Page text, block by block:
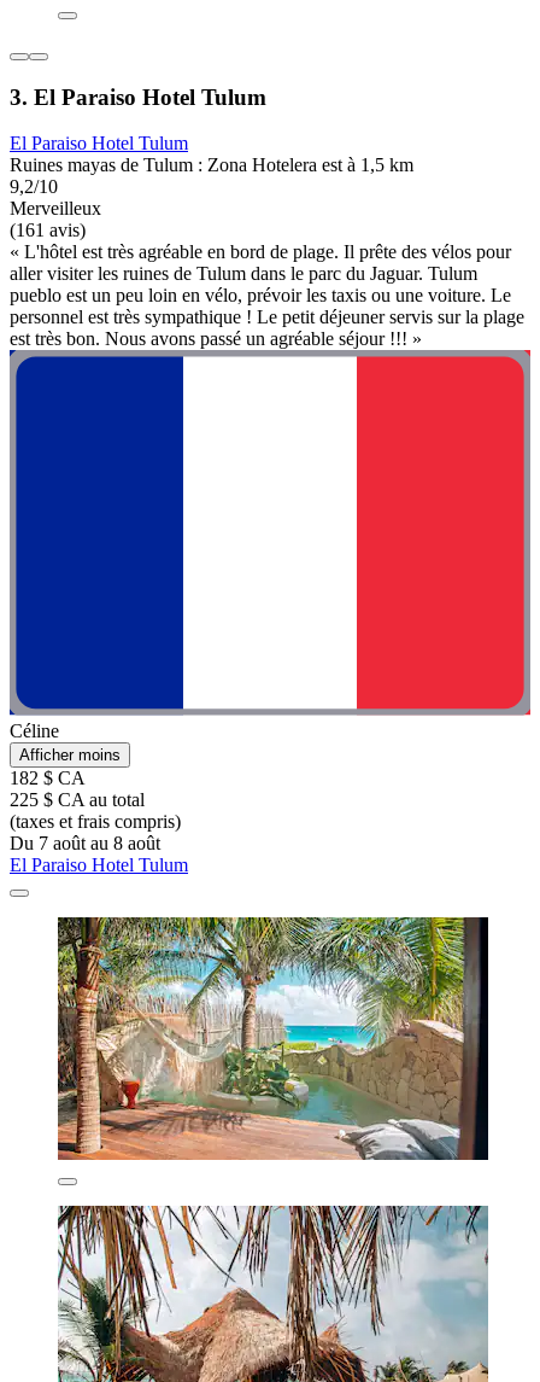
3. El Paraiso Hotel Tulum
El Paraiso Hotel Tulum
Ruines mayas de Tulum : Zona Hotelera est à 1,5 km
9,2/10
Merveilleux
(161 avis)
« L'hôtel est très agréable en bord de plage. Il prête des vélos pour
aller visiter les ruines de Tulum dans le parc du Jaguar. Tulum
pueblo est un peu loin en vélo, prévoir les taxis ou une voiture. Le
personnel est très sympathique ! Le petit déjeuner servis sur la plage
est très bon. Nous avons passé un agréable séjour !!! »
Céline
Afficher moins
182 $ CA
225 $ CA au total
(taxes et frais compris)
Du 7 août au 8 août
El Paraiso Hotel Tulum